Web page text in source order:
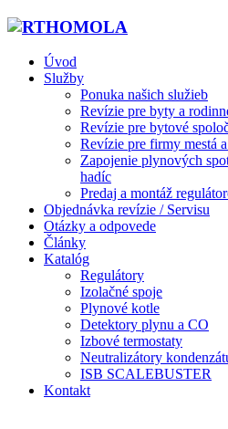
Úvod
Služby
Ponuka našich služieb
Revízie pre byty a
Revízie pre bytové
Revízie pre firmy mestá
Zapojenie plynových
hadíc
Predaj a montáž
Objednávka revízie / Servisu
Otázky a odpovede
Články
Katalóg
Regulátory
Izolačné spoje
Plynové kotle
Detektory plynu a CO
Izbové termostaty
Neutralizátory
ISB SCALEBUSTER
Kontakt